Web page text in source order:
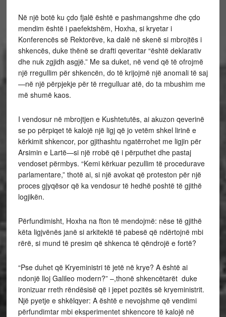
Në një botë ku çdo fjalë është e pashmangshme dhe çdo
mendim është i paefektshëm, Hoxha, si kryetar i
Konferencës së Rektorëve, ka dalë në skenë si mbrojtës i
shkencës, duke thënë se drafti qeveritar “është deklarativ
dhe nuk zgjidh asgjë.” Me sa duket, në vend që të ofrojmë
një rregullim për shkencën, do të krijojmë një anomali të saj
—në një përpjekje për të rregulluar atë, do ta mbushim me
më shumë kaos.
I vendosur në mbrojtjen e Kushtetutës, ai akuzon qeverinë
se po përpiqet të kalojë një ligj që jo vetëm shkel lirinë e
kërkimit shkencor, por gjithashtu ngatërrohet me ligjin për
Arsimin e Lartë—si një rrobë që i përputhet dhe pastaj
vendoset përmbys. “Kemi kërkuar pezullim të procedurave
parlamentare,” thotë ai, si një avokat që proteston për një
proces gjyqësor që ka vendosur të hedhë poshtë të gjithë
logjikën.
Përfundimisht, Hoxha na fton të mendojmë: nëse të gjithë
këta ligjvënës janë si arkitektë të pabesë që ndërtojnë mbi
rërë, si mund të presim që shkenca të qëndrojë e fortë?
“Pse duhet që Kryeministri të jetë në krye? A është ai
ndonjë lloj Galileo modern?” –,thonë shkencëtarët duke
ironizuar rreth rëndësisë që i jepet pozitës së kryeministrit.
Një pyetje e shkëlqyer: A është e nevojshme që vendimi
përfundimtar mbi eksperimentet shkencore të kalojë në